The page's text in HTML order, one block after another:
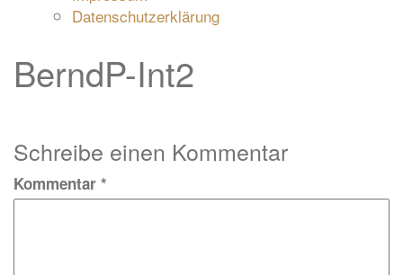
Datenschutzerklärung
BerndP-Int2
Schreibe einen Kommentar
Kommentar *